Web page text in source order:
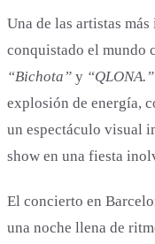
Una de las artistas
conquistado el mundo
“Bichota” y “QLONA.”
explosión de energía,
un espectáculo visual
show en una fiesta
El concierto en
una noche llena de